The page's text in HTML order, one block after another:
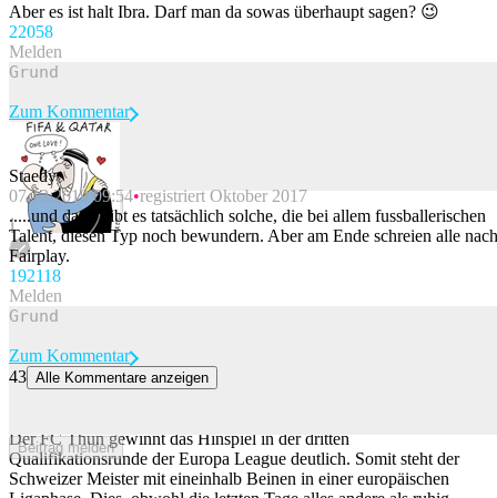
Aber es ist halt Ibra. Darf man da sowas überhaupt sagen? 😉
22058
Melden
Beitrag melden
Zum Kommentar
Staedy
07.12.2019 09:54 registriert Oktober 2017
.....und dann gibt es tatsächlich solche, die bei allem fussballerischen
Talent, diesen Typ noch bewundern. Aber am Ende schreien alle nach
Fairplay.
192118
Melden
Beitrag melden
Zum Kommentar
43 Alle Kommentare anzeigen
Der FC Thun gewinnt das Hinspiel in der dritten
Qualifikationsrunde der Europa League deutlich. Somit steht der
Schweizer Meister mit eineinhalb Beinen in einer europäischen